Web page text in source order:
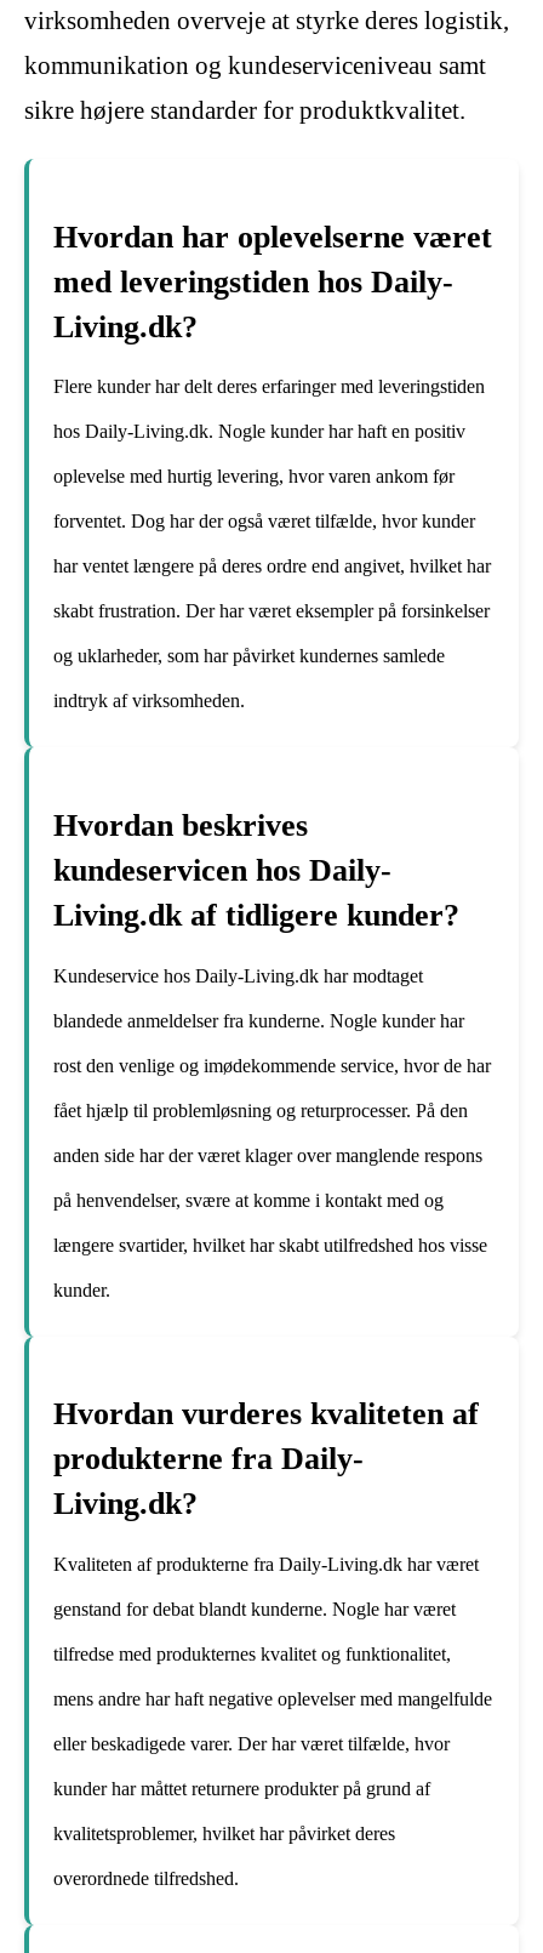
virksomheden overveje at styrke deres logistik,
kommunikation og kundeserviceniveau samt
sikre højere standarder for produktkvalitet.
Hvordan har oplevelserne været
med leveringstiden hos Daily-
Living.dk?
Flere kunder har delt deres erfaringer med leveringstiden
hos Daily-Living.dk. Nogle kunder har haft en positiv
oplevelse med hurtig levering, hvor varen ankom før
forventet. Dog har der også været tilfælde, hvor kunder
har ventet længere på deres ordre end angivet, hvilket har
skabt frustration. Der har været eksempler på forsinkelser
og uklarheder, som har påvirket kundernes samlede
indtryk af virksomheden.
Hvordan beskrives
kundeservicen hos Daily-
Living.dk af tidligere kunder?
Kundeservice hos Daily-Living.dk har modtaget
blandede anmeldelser fra kunderne. Nogle kunder har
rost den venlige og imødekommende service, hvor de har
fået hjælp til problemløsning og returprocesser. På den
anden side har der været klager over manglende respons
på henvendelser, svære at komme i kontakt med og
længere svartider, hvilket har skabt utilfredshed hos visse
kunder.
Hvordan vurderes kvaliteten af
produkterne fra Daily-
Living.dk?
Kvaliteten af produkterne fra Daily-Living.dk har været
genstand for debat blandt kunderne. Nogle har været
tilfredse med produkternes kvalitet og funktionalitet,
mens andre har haft negative oplevelser med mangelfulde
eller beskadigede varer. Der har været tilfælde, hvor
kunder har måttet returnere produkter på grund af
kvalitetsproblemer, hvilket har påvirket deres
overordnede tilfredshed.